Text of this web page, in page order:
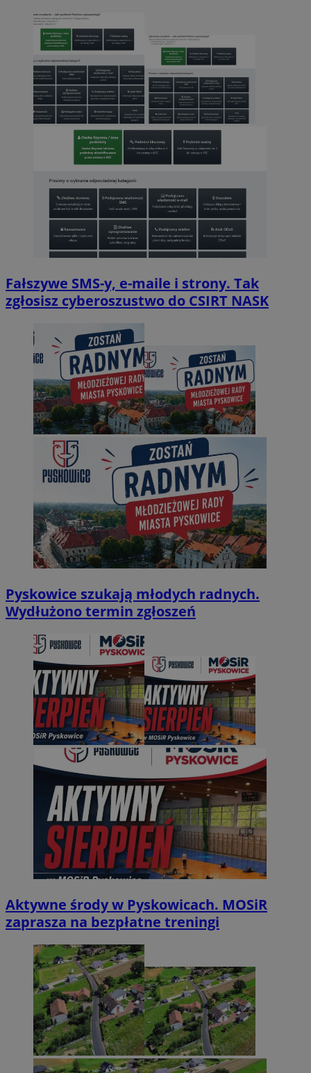
Fałszywe SMS-y, e-maile i strony. Tak
zgłosisz cyberoszustwo do CSIRT NASK
Pyskowice szukają młodych radnych.
Wydłużono termin zgłoszeń
Aktywne środy w Pyskowicach. MOSiR
zaprasza na bezpłatne treningi